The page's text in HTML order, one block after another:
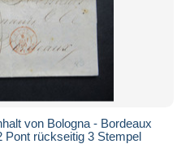
von Bologna - Bordeaux
Pont rückseitig 3 Stempel